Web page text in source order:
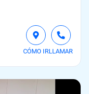
CÓMO IRLLAMAR